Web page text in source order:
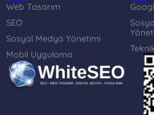
Web Tasarım
SEO
Sosyal Medya Yönetimi
Mobil Uygulama